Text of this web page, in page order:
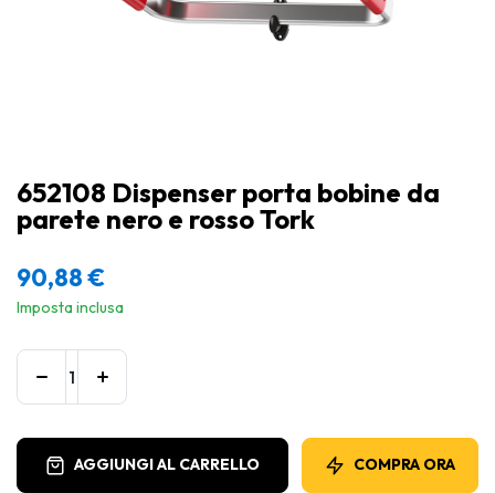
652108 Dispenser porta bobine da
parete nero e rosso Tork
90,88€
Imposta inclusa
AGGIUNGI AL CARRELLO COMPRA ORA